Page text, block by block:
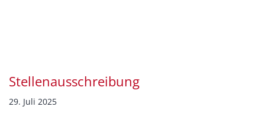
Stellenausschreibung
29. Juli 2025